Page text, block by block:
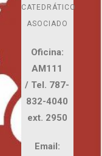
CATEDRÁTICO
ASOCIADO
Oficina:
AM111
/ Tel. 787-
832-4040
ext. 2950
Email: